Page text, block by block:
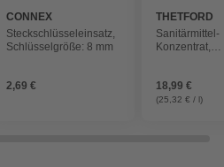
CONNEX
Steckschlüsseleinsatz,
Schlüsselgröße: 8 mm
2,69 €
THETFORD
Sanitärmittel-
Konzentrat,
18,99 €
(25,32 € / l)